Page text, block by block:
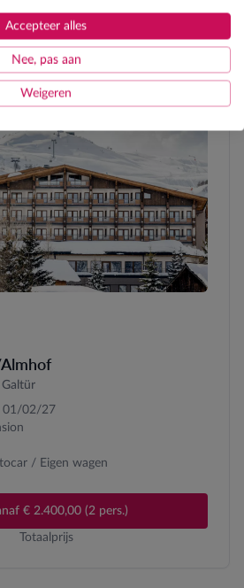
Accepteer alles
Nee, pas aan
Weigeren
Galtür
01/02/27
/ Eigen wagen
€ 2.400,00 (2 pers.)
Totaalprijs